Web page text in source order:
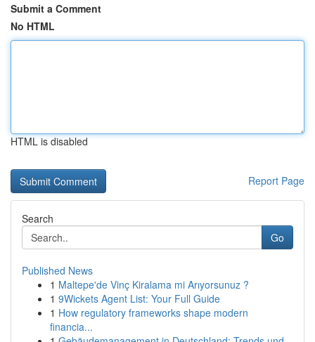
Submit a Comment
No HTML
HTML is disabled
Report Page
Search
Go
Published News
1 Maltepe'de Vinç Kiralama mi Arıyorsunuz ?
1 9Wickets Agent List: Your Full Guide
1 How regulatory frameworks shape modern
financia...